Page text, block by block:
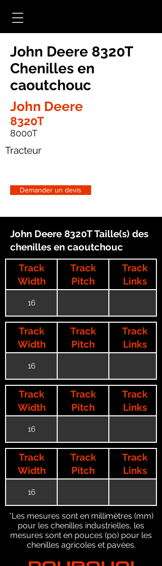
John Deere 8320T
Chenilles en
caoutchouc
John Deere
8320T
8000T
Tracteur
Demander un devis
John Deere 8320T Taille(s) des
chenilles en caoutchouc
Track
Width
Track
Pitch
Track
Links
16
Track
Width
Track
Pitch
Track
Links
16
Track
Width
Track
Pitch
Track
Links
16
Track
Width
Track
Pitch
Track
Links
16
*Les mesures sont en millimètres (mm)
pour les chenilles industrielles, les
mesures sont en pouces (po) pour les
chenilles agricoles et pavées.
POURQUOI